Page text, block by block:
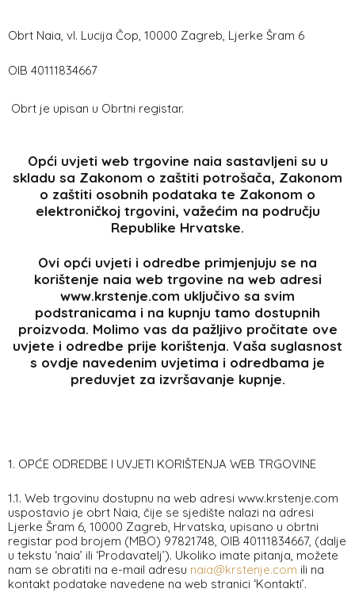
Obrt Naia, vl. Lucija Čop, 10000 Zagreb, Ljerke Šram 6
OIB 40111834667
Obrt je upisan u Obrtni registar.
Opći uvjeti web trgovine naia sastavljeni su u
skladu sa Zakonom o zaštiti potrošača, Zakonom
o zaštiti osobnih podataka te Zakonom o
elektroničkoj trgovini, važećim na području
Republike Hrvatske.
Ovi opći uvjeti i odredbe primjenjuju se na
korištenje naia web trgovine na web adresi
www.krstenje.com uključivo sa svim
podstranicama i na kupnju tamo dostupnih
proizvoda. Molimo vas da pažljivo pročitate ove
uvjete i odredbe prije korištenja. Vaša suglasnost
s ovdje navedenim uvjetima i odredbama je
preduvjet za izvršavanje kupnje.
1. OPĆE ODREDBE I UVJETI KORIŠTENJA WEB TRGOVINE
1.1. Web trgovinu dostupnu na web adresi www.krstenje.com
uspostavio je obrt Naia, čije se sjedište nalazi na adresi
Ljerke Šram 6, 10000 Zagreb, Hrvatska, upisano u obrtni
registar pod brojem (MBO) 97821748, OIB 40111834667, (dalje
u tekstu ‘naia’ ili ‘Prodavatelj’). Ukoliko imate pitanja, možete
nam se obratiti na e-mail adresu naia@krstenje.com ili na
kontakt podatake navedene na web stranici ‘Kontakti’.